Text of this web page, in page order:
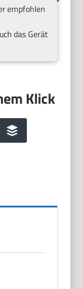
empfohlen
das Gerät
Buffer